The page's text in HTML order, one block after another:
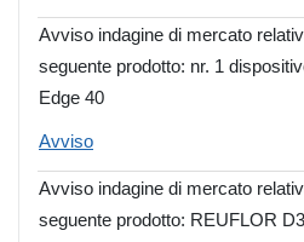
Avviso indagine di mercato
seguente prodotto: nr. 1
Edge 40
Avviso
Avviso indagine di mercato
seguente prodotto: REUFLOR